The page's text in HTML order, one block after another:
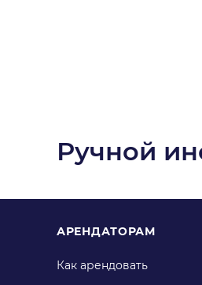
Ручной
АРЕНДАТОРАМ
Как арендовать